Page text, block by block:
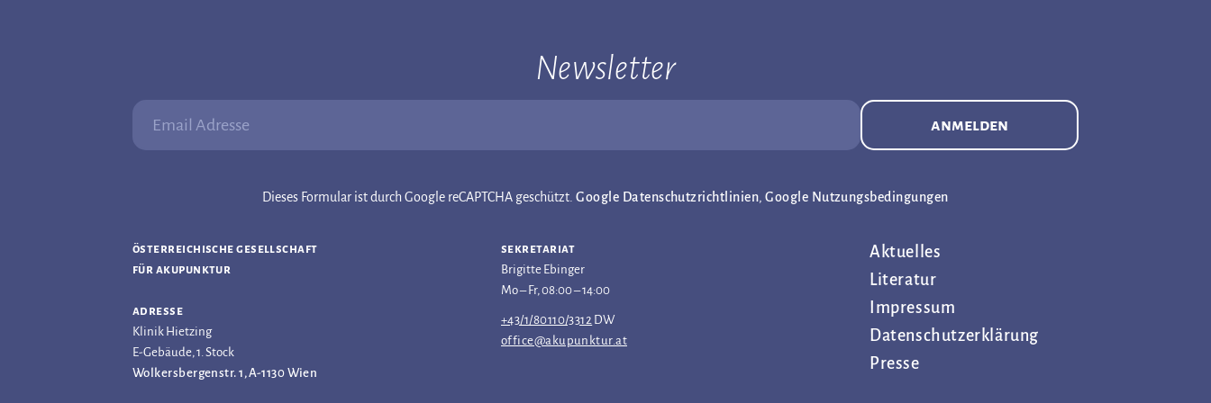
Newsletter
Email Adresse:
anmelden
Dieses Formular ist durch Google reCAPTCHA geschützt.Google Datenschutzrichtlinien,Google Nutzungsbedingungen
österreichische gesellschaft
für akupunktur
adresse
Klinik Hietzing
E-Gebäude, 1. Stock
Wolkersbergenstr. 1, A-1130 Wien
sekretariat
Brigitte Ebinger
Mo – Fr, 08:00 – 14:00
+43/1/80110/3312 DW
office@akupunktur.at
Aktuelles
Literatur
Impressum
Datenschutz­erklärung
Presse